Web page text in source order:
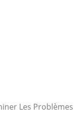
Les Problèmes